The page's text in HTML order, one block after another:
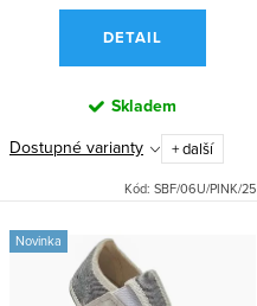
DETAIL
Skladem
Dostupné varianty + další
Kód: SBF/06U/PINK/25
Novinka